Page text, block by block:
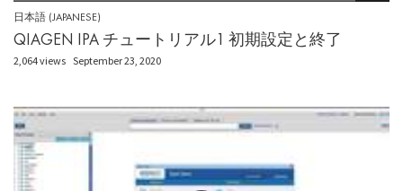
日本語 (JAPANESE)
QIAGEN IPA チュートリアル1 初期設定と終了
2,064 views September 23, 2020